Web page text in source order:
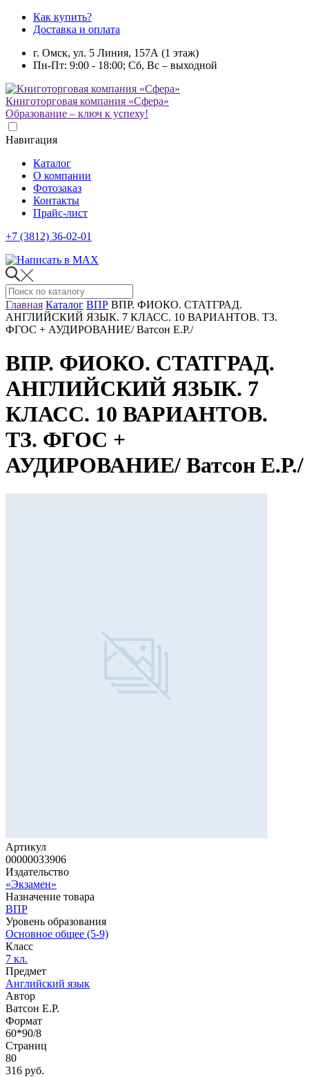
Как купить?
Доставка и оплата
г. Омск, ул. 5 Линия, 157А (1 этаж)
Пн-Пт: 9:00 - 18:00; Сб, Вс – выходной
Книготорговая компания «Сфера»
Образование – ключ к успеху!
Навигация
Каталог
О компании
Фотозаказ
Контакты
Прайс-лист
+7 (3812) 36-02-01
Главная Каталог ВПР ВПР. ФИОКО. СТАТГРАД.
АНГЛИЙСКИЙ ЯЗЫК. 7 КЛАСС. 10 ВАРИАНТОВ. ТЗ.
ФГОС + АУДИРОВАНИЕ/ Ватсон Е.Р./
ВПР. ФИОКО. СТАТГРАД.
АНГЛИЙСКИЙ ЯЗЫК. 7
КЛАСС. 10 ВАРИАНТОВ.
ТЗ. ФГОС +
АУДИРОВАНИЕ/ Ватсон Е.Р./
Артикул
00000033906
Издательство
«Экзамен»
Назначение товара
ВПР
Уровень образования
Основное общее (5-9)
Класс
7 кл.
Предмет
Английский язык
Автор
Ватсон Е.Р.
Формат
60*90/8
Страниц
80
316 руб.